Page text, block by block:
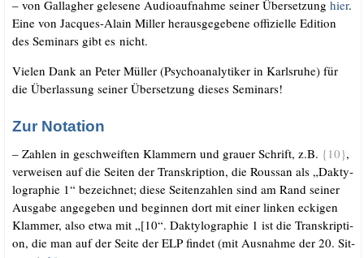
– von Gal­lag­her gele­se­ne Audio­auf­nah­me sei­ner Über­set­zung hier.
Eine von Jac­ques-Alain Mil­ler her­aus­ge­ge­be­ne offi­zi­el­le Edi­ti­on
des Semi­nars gibt es nicht.
Vie­len Dank an Peter Mül­ler (Psy­cho­ana­ly­ti­ker in Karls­ru­he) für
die Über­las­sung sei­ner Über­set­zung die­ses Seminars!
Zur Notation
– Zah­len in geschweif­ten Klam­mern und grau­er Schrift, z.B. {10},
ver­wei­sen auf die Sei­ten der Tran­skrip­ti­on, die Rous­san als „Dak­ty­
lo­gra­phie 1“ bezeich­net; die­se Sei­ten­zah­len sind am Rand sei­ner
Aus­ga­be ange­ge­ben und begin­nen dort mit einer lin­ken ecki­gen
Klam­mer, also etwa mit „[10“. Dak­ty­lo­gra­phie 1 ist die Tran­skrip­ti­
on, die man auf der Sei­te der ELP fin­det (mit Aus­nah­me der 20. Sit­